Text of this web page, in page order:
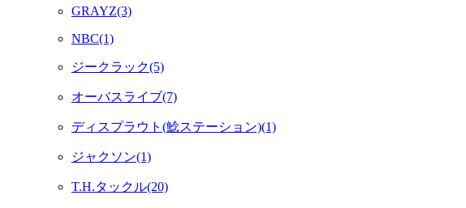
GRAYZ(3)
NBC(1)
ジークラック(5)
オーバスライブ(7)
ディスプラウト(鯰ステーション)(1)
ジャクソン(1)
T.H.タックル(20)